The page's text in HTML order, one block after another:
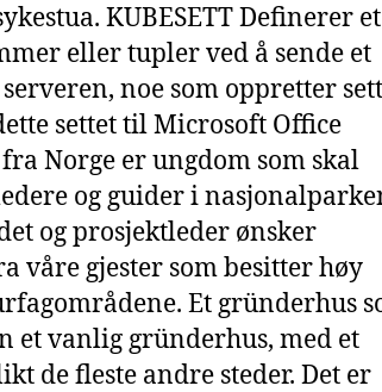
KUBESETT Definerer et
eller tupler ved å sende et
noe som oppretter
settet til Microsoft Office
Norge er ungdom som skal
og guider i
og prosjektleder ønsker
våre gjester som besitter høy
Et gründerhus
et vanlig gründerhus, med et
de fleste andre steder. Det er